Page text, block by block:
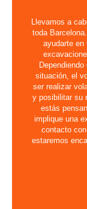
Llevamos a
toda
ayudarte en
situación, el
ser realizar
y posibilitar su
estás
implique una
contacto
estaremos